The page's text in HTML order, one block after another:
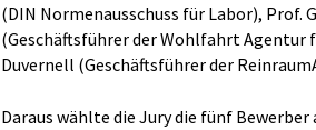
(DIN Normenausschuss für Labor),
(Geschäftsführer der Wohlfahrt Agentur
Duvernell (Geschäftsführer der
Daraus wählte die Jury die fünf